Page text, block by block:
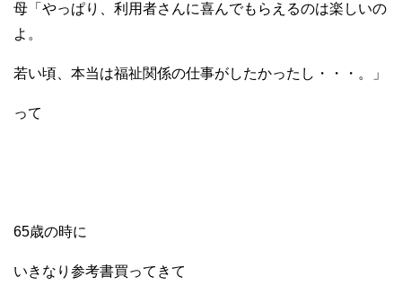
母「やっぱり、利用者さんに喜んでもらえるのは楽しいの
よ。
若い頃、本当は福祉関係の仕事がしたかったし・・・。」
って
65歳の時に
いきなり参考書買ってきて